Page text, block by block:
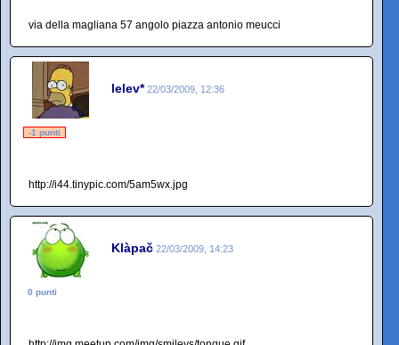
via della magliana 57 angolo piazza antonio meucci
lelev* 22/03/2009, 12:36
-1 punti
http://i44.tinypic.com/5am5wx.jpg
Klàpač 22/03/2009, 14:23
0 punti